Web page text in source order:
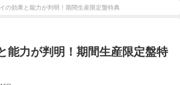
の効果と能力が判明！期間生産限定盤特典
能力が判明！期間生産限定盤特